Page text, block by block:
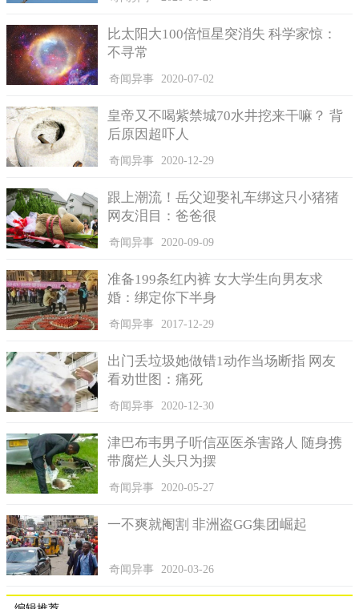
万历四十三年5月初四的黄昏，有个叫张差的人，手持木棒闯
入太子的居所——慈庆宫，并打伤了守门太监。张差被审时，供
出是郑贵妃手下太监庞保、刘成引进的。时人怀疑郑贵妃想谋杀
在宫中密杀了庞保、刘成二太监，以了结此案。梃击案到底是不
是郑贵妃指示，还是太子自演自导的一出苦肉计，借此陷害郑贵
恐怕无人知晓了。而此案成为晚明三大疑案之一。
常洛即皇帝位，大赦天下，宣布次年改元泰昌。他登上宝座，心
中积压多年的愤怒和欲望终于爆发了，再也没有人可以管住他
了。于是日夜纵乐。朱常洵的母亲郑贵妃为了投其所好，竟在一
竟连朝都不上了。终于，在登基十天之后，也就是八月初十日，
泰昌帝就一病不起。
太医为皇帝诊治，说到：冰冻三尺，非一日之寒。皇上精损
工，岂能神仙一把抓？说白了，这病如果不停止行乐，那是神仙
也救不好啊。
鸿臚寺丞李可灼进献红丸，自称仙丹可治皇帝病症。李可灼
比太阳大100倍恒星突消失 科学家惊：
不寻常
奇闻异事 2020-07-02
皇帝又不喝紫禁城70水井挖来干嘛？ 背
后原因超吓人
奇闻异事 2020-12-29
跟上潮流！岳父迎娶礼车绑这只小猪猪
网友泪目：爸爸很
奇闻异事 2020-09-09
准备199条红内裤 女大学生向男友求
婚：绑定你下半身
奇闻异事 2017-12-29
出门丢垃圾她做错1动作当场断指 网友
看劝世图：痛死
奇闻异事 2020-12-30
津巴布韦男子听信巫医杀害路人 随身携
带腐烂人头只为摆
奇闻异事 2020-05-27
一不爽就阉割 非洲盗GG集团崛起
奇闻异事 2020-03-26